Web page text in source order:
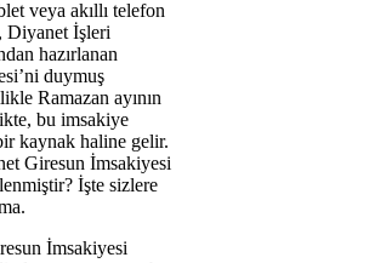
veya akıllı telefon
Diyanet İşleri
hazırlanan
duymuş
Ramazan ayının
bu imsakiye
kaynak haline gelir.
Giresun İmsakiyesi
İşte sizlere
İmsakiyesi